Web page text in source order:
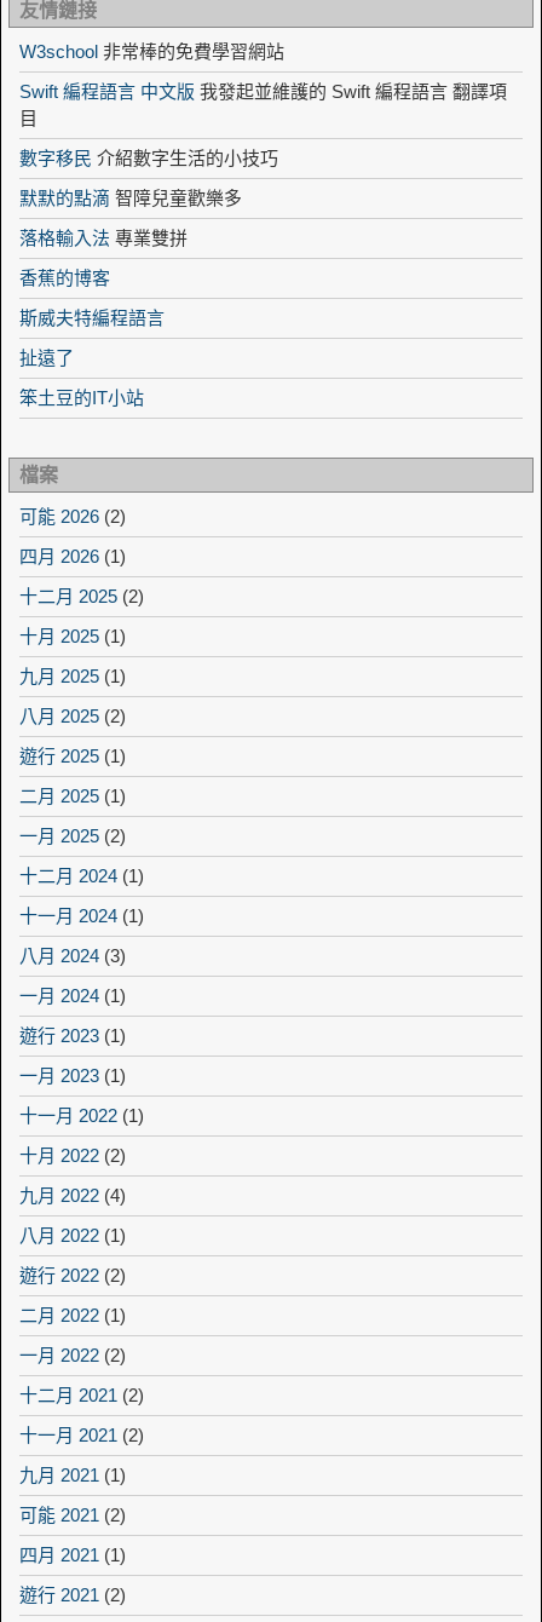
友情鏈接
W3school 非常棒的免費學習網站
Swift 編程語言 中文版 我發起並維護的 Swift 編程語言 翻譯項
目
數字移民 介紹數字生活的小技巧
默默的點滴 智障兒童歡樂多
落格輸入法 專業雙拼
香蕉的博客
斯威夫特編程語言
扯遠了
笨土豆的IT小站
檔案
可能 2026 (2)
四月 2026 (1)
十二月 2025 (2)
十月 2025 (1)
九月 2025 (1)
八月 2025 (2)
遊行 2025 (1)
二月 2025 (1)
一月 2025 (2)
十二月 2024 (1)
十一月 2024 (1)
八月 2024 (3)
一月 2024 (1)
遊行 2023 (1)
一月 2023 (1)
十一月 2022 (1)
十月 2022 (2)
九月 2022 (4)
八月 2022 (1)
遊行 2022 (2)
二月 2022 (1)
一月 2022 (2)
十二月 2021 (2)
十一月 2021 (2)
九月 2021 (1)
可能 2021 (2)
四月 2021 (1)
遊行 2021 (2)